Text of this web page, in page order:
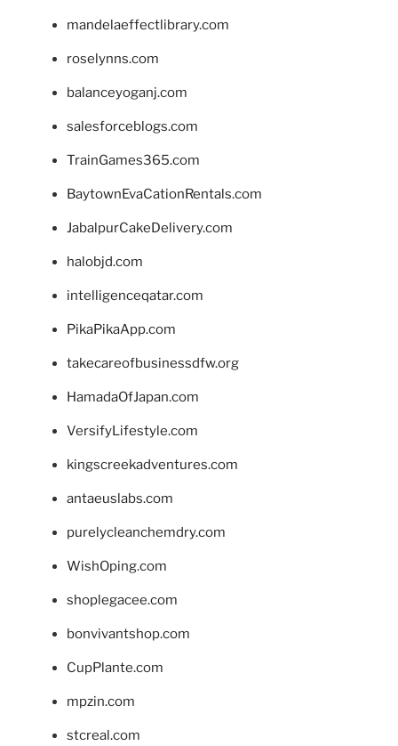
mandelaeffectlibrary.com
roselynns.com
balanceyoganj.com
salesforceblogs.com
TrainGames365.com
BaytownEvaCationRentals.com
JabalpurCakeDelivery.com
halobjd.com
intelligenceqatar.com
PikaPikaApp.com
takecareofbusinessdfw.org
HamadaOfJapan.com
VersifyLifestyle.com
kingscreekadventures.com
antaeuslabs.com
purelycleanchemdry.com
WishOping.com
shoplegacee.com
bonvivantshop.com
CupPlante.com
mpzin.com
stcreal.com